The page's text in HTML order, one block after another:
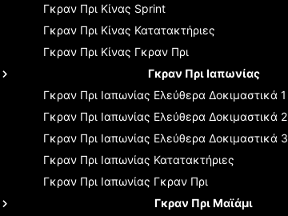
Γκραν Πρι Κίνας Sprint
Γκραν Πρι Κίνας Κατατακτήριες
Γκραν Πρι Κίνας Γκραν Πρι
Γκραν Πρι Ιαπωνίας
Γκραν Πρι Ιαπωνίας Ελεύθερα Δοκιμαστικά 1
Γκραν Πρι Ιαπωνίας Ελεύθερα Δοκιμαστικά 2
Γκραν Πρι Ιαπωνίας Ελεύθερα Δοκιμαστικά 3
Γκραν Πρι Ιαπωνίας Κατατακτήριες
Γκραν Πρι Ιαπωνίας Γκραν Πρι
Γκραν Πρι Μαϊάμι